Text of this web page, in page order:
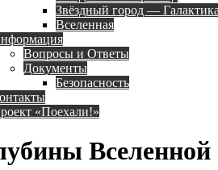
Звёздный город — Галактика
Вселенная
Вопросы и Ответы
Документы
Безопасность
«Поехали!»
Вселенной